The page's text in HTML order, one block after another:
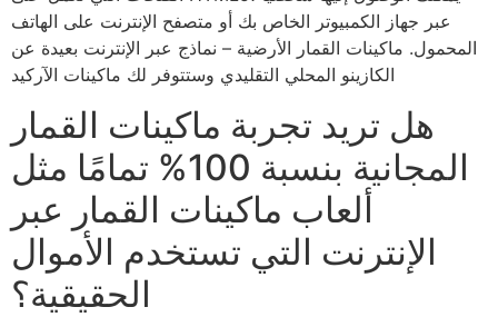
عبر جهاز الكمبيوتر الخاص بك أو متصفح الإنترنت على الهاتف
المحمول. ماكينات القمار الأرضية – نماذج عبر الإنترنت بعيدة عن
الكازينو المحلي التقليدي وستتوفر لك ماكينات الآركيد
هل تريد تجربة ماكينات القمار
المجانية بنسبة 100% تمامًا مثل
ألعاب ماكينات القمار عبر
الإنترنت التي تستخدم الأموال
الحقيقية؟